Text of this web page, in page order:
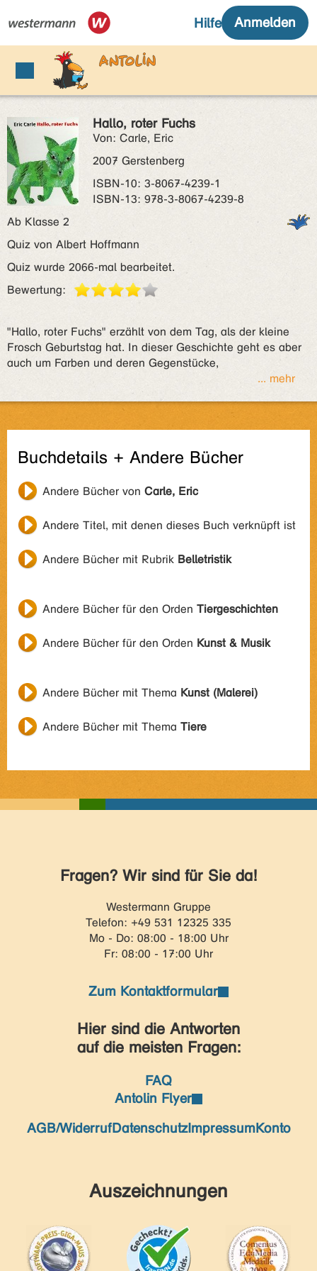
Hallo, roter Fuchs
Von: Carle, Eric
2007 Gerstenberg
ISBN‑10: 3-8067-4239-1
ISBN‑13: 978-3-8067-4239-8
Ab Klasse 2
Quiz von Albert Hoffmann
Quiz wurde 2066-mal bearbeitet.
Bewertung:
"Hallo, roter Fuchs" erzählt von dem Tag, als der kleine
Frosch Geburtstag hat. In dieser Geschichte geht es aber
auch um Farben und deren Gegenstücke,
... mehr
Buchdetails + Andere Bücher
Andere Bücher von Carle, Eric
Andere Titel, mit denen dieses Buch verknüpft ist
Andere Bücher mit Rubrik Belletristik
Andere Bücher für den Orden Tiergeschichten
Andere Bücher für den Orden Kunst & Musik
Andere Bücher mit Thema Kunst (Malerei)
Andere Bücher mit Thema Tiere